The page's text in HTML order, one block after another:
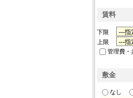
賃料
下限
上限
管理費・
敷金
なし